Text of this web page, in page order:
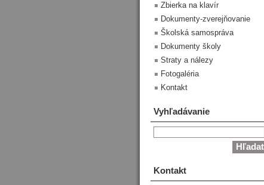
Zbierka na klavír
Dokumenty-zverejňovanie
Školská samospráva
Dokumenty školy
Straty a nálezy
Fotogaléria
Kontakt
Vyhľadávanie
Kontakt